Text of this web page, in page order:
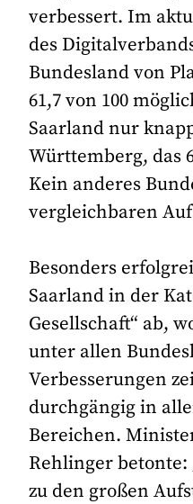
verbessert. Im
des
Bundesland von
61,7 von 100
Saarland nur
Württemberg, das
Kein anderes
vergleichbaren
Besonders
Saarland in der
Gesellschaft“ ab,
unter allen
Verbesserungen
durchgängig in
Bereichen.
Rehlinger betonte:
zu den großen